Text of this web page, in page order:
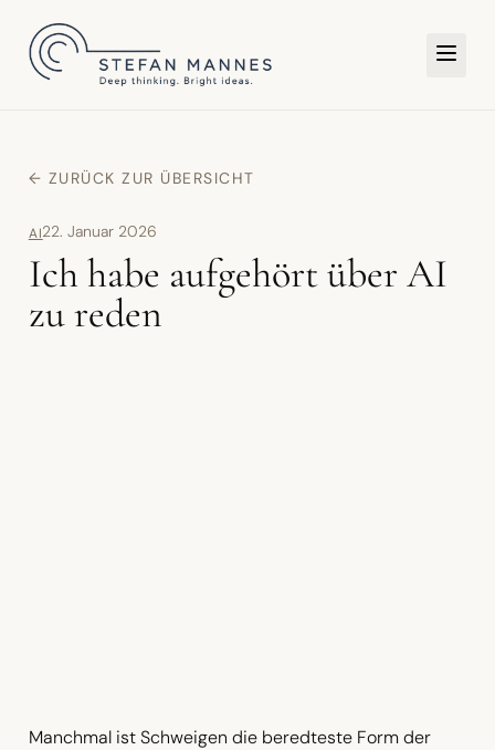
← ZURÜCK ZUR ÜBERSICHT
AI22. Januar 2026
Ich habe aufgehört über AI
zu reden
Manchmal ist Schweigen die beredteste Form der